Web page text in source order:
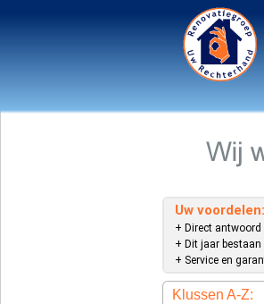
Uw voordelen:
+ Direct
+ Dit jaar bestaan
+ Service en
Klussen A-Z: